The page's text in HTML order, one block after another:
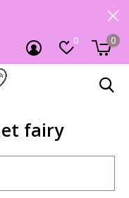
0 0
fairy